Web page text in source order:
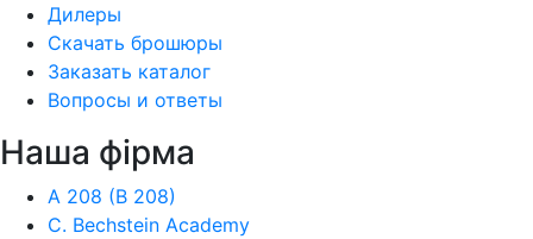
Дилеры
Скачать брошюры
Заказать каталог
Вопросы и ответы
Наша фiрма
A 208 (B 208)
C. Bechstein Academy